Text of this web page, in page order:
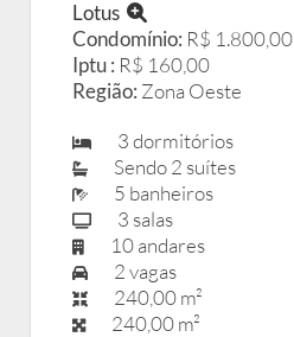
Lotus
Condomínio: R$ 1.800,00
Iptu : R$ 160,00
Região: Zona Oeste
3 dormitórios
Sendo 2 suítes
5 banheiros
3 salas
10 andares
2 vagas
240,00 m²
240,00 m²